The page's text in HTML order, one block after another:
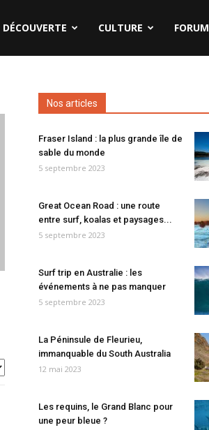
DÉCOUVERTE CULTURE FORUM
Nos articles
Fraser Island : la plus grande île de
sable du monde
5 septembre 2023
Great Ocean Road : une route
entre surf, koalas et paysages...
5 septembre 2023
Surf trip en Australie : les
événements à ne pas manquer
5 septembre 2023
La Péninsule de Fleurieu,
immanquable du South Australia
12 mai 2023
Les requins, le Grand Blanc pour
une peur bleue ?